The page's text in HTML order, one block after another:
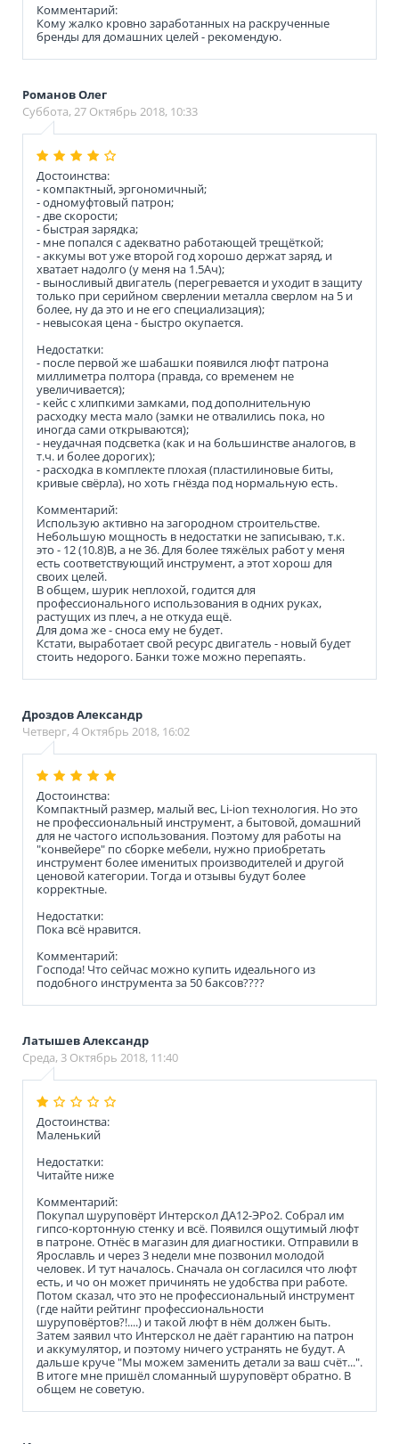
Комментарий:
Кому жалко кровно заработанных на раскрученные
бренды для домашних целей - рекомендую.
Романов Олег
Суббота, 27 Октябрь 2018, 10:33
Достоинства:
- компактный, эргономичный;
- одномуфтовый патрон;
- две скорости;
- быстрая зарядка;
- мне попался с адекватно работающей трещёткой;
- аккумы вот уже второй год хорошо держат заряд, и
хватает надолго (у меня на 1.5Ач);
- выносливый двигатель (перегревается и уходит в защиту
только при серийном сверлении металла сверлом на 5 и
более, ну да это и не его специализация);
- невысокая цена - быстро окупается.
Недостатки:
- после первой же шабашки появился люфт патрона
миллиметра полтора (правда, со временем не
увеличивается);
- кейс с хлипкими замками, под дополнительную
расходку места мало (замки не отвалились пока, но
иногда сами открываются);
- неудачная подсветка (как и на большинстве аналогов, в
т.ч. и более дорогих);
- расходка в комплекте плохая (пластилиновые биты,
кривые свёрла), но хоть гнёзда под нормальную есть.
Комментарий:
Использую активно на загородном строительстве.
Небольшую мощность в недостатки не записываю, т.к.
это - 12 (10.8)В, а не 36. Для более тяжёлых работ у меня
есть соответствующий инструмент, а этот хорош для
своих целей.
В общем, шурик неплохой, годится для
профессионального использования в одних руках,
растущих из плеч, а не откуда ещё.
Для дома же - сноса ему не будет.
Кстати, выработает свой ресурс двигатель - новый будет
стоить недорого. Банки тоже можно перепаять.
Дроздов Александр
Четверг, 4 Октябрь 2018, 16:02
Достоинства:
Компактный размер, малый вес, Li-ion технология. Но это
не профессиональный инструмент, а бытовой, домашний
для не частого использования. Поэтому для работы на
"конвейере" по сборке мебели, нужно приобретать
инструмент более именитых производителей и другой
ценовой категории. Тогда и отзывы будут более
корректные.
Недостатки:
Пока всё нравится.
Комментарий:
Господа! Что сейчас можно купить идеального из
подобного инструмента за 50 баксов????
Латышев Александр
Среда, 3 Октябрь 2018, 11:40
Достоинства:
Маленький
Недостатки:
Читайте ниже
Комментарий:
Покупал шуруповёрт Интерскол ДА12-ЭРо2. Собрал им
гипсо-кортонную стенку и всё. Появился ощутимый люфт
в патроне. Отнёс в магазин для диагностики. Отправили в
Ярославль и через 3 недели мне позвонил молодой
человек. И тут началось. Сначала он согласился что люфт
есть, и чо он может причинять не удобства при работе.
Потом сказал, что это не профессиональный инструмент
(где найти рейтинг профессиональности
шуруповёртов?!....) и такой люфт в нём должен быть.
Затем заявил что Интерскол не даёт гарантию на патрон
и аккумулятор, и поэтому ничего устранять не будут. А
дальше круче "Мы можем заменить детали за ваш счёт...".
В итоге мне пришёл сломанный шуруповёрт обратно. В
общем не советую.